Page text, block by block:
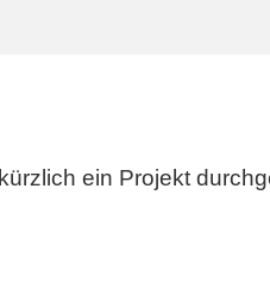
ein Projekt